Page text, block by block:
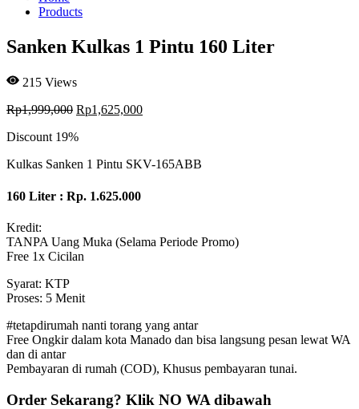
Products
Sanken Kulkas 1 Pintu 160 Liter
215 Views
Rp1,999,000 Rp1,625,000
Discount 19%
Kulkas Sanken 1 Pintu SKV-165ABB
160 Liter : Rp. 1.625.000
Kredit:
TANPA Uang Muka (Selama Periode Promo)
Free 1x Cicilan
Syarat: KTP
Proses: 5 Menit
#tetapdirumah nanti torang yang antar
Free Ongkir dalam kota Manado dan bisa langsung pesan lewat WA
dan di antar
Pembayaran di rumah (COD), Khusus pembayaran tunai.
Order Sekarang? Klik NO WA dibawah